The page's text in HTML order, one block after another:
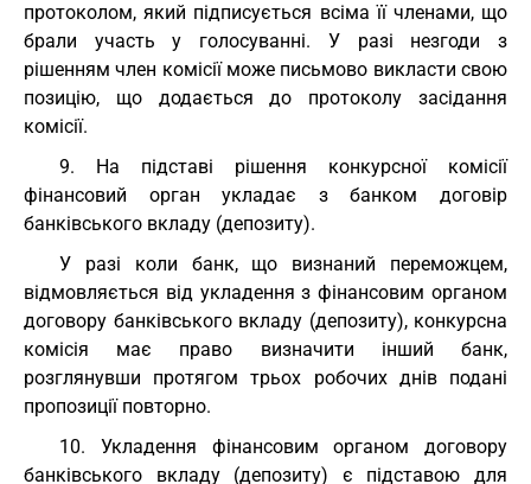
протоколом, який підписується всіма її членами, що
брали участь у голосуванні. У разі незгоди з
рішенням член комісії може письмово викласти свою
позицію, що додається до протоколу засідання
комісії.
9. На підставі рішення конкурсної комісії
фінансовий орган укладає з банком договір
банківського вкладу (депозиту).
У разі коли банк, що визнаний переможцем,
відмовляється від укладення з фінансовим органом
договору банківського вкладу (депозиту), конкурсна
комісія має право визначити інший банк,
розглянувши протягом трьох робочих днів подані
пропозиції повторно.
10. Укладення фінансовим органом договору
банківського вкладу (депозиту) є підставою для